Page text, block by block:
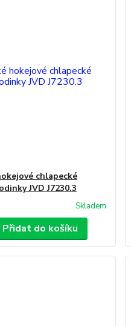
chlapecké
JVD J7230.3
Skladem
Přidat do košíku